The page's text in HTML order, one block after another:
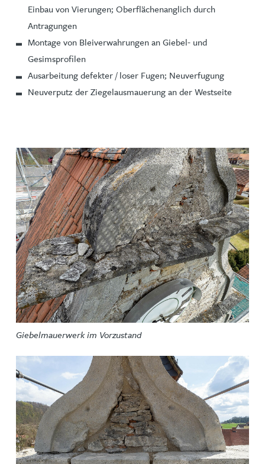
Einbau von Vierungen; Oberflächenanglich durch
Antragungen
Montage von Bleiverwahrungen an Giebel- und
Gesimsprofilen
Ausarbeitung defekter / loser Fugen; Neuverfugung
Neuverputz der Ziegelausmauerung an der Westseite
Giebelmauerwerk im Vorzustand